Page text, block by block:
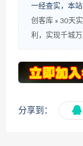
一经查实，本站
创客库 » 30天
利，实现千城万
分享到：